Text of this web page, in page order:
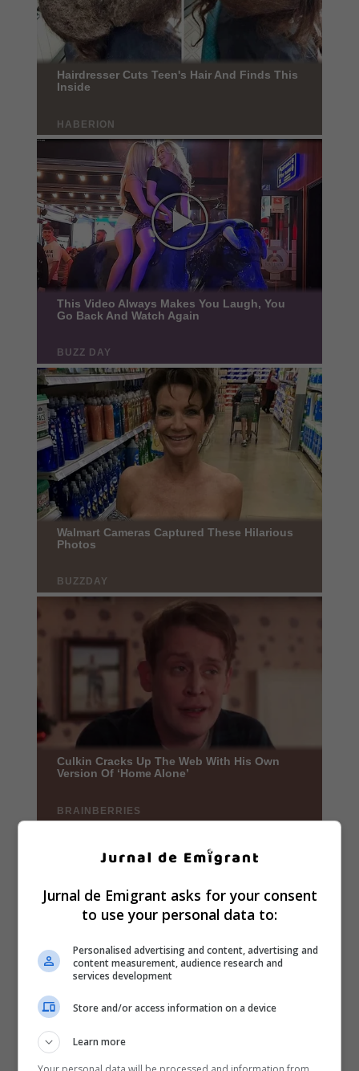
Jurnal de Emigrant asks for your consent
to use your personal data to:
Personalised advertising and content, advertising and
content measurement, audience research and
services development
Store and/or access information on a device
Learn more